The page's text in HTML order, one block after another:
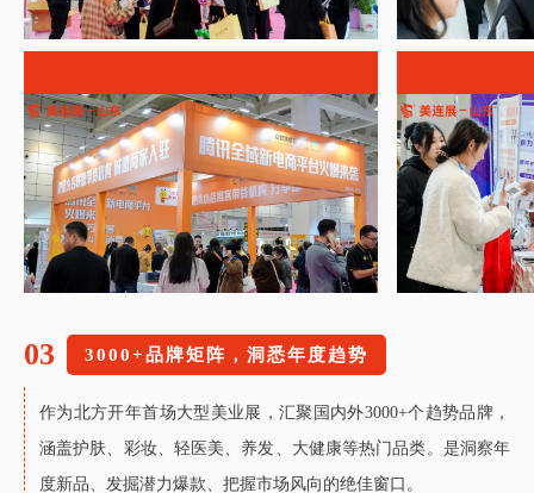
03 3000+品牌矩阵，洞悉年度趋势
作为北方开年首场大型美业展，汇聚国内外3000+个趋势品牌，
涵盖护肤、彩妆、轻医美、养发、大健康等热门品类。是洞察年
度新品、发掘潜力爆款、把握市场风向的绝佳窗口。